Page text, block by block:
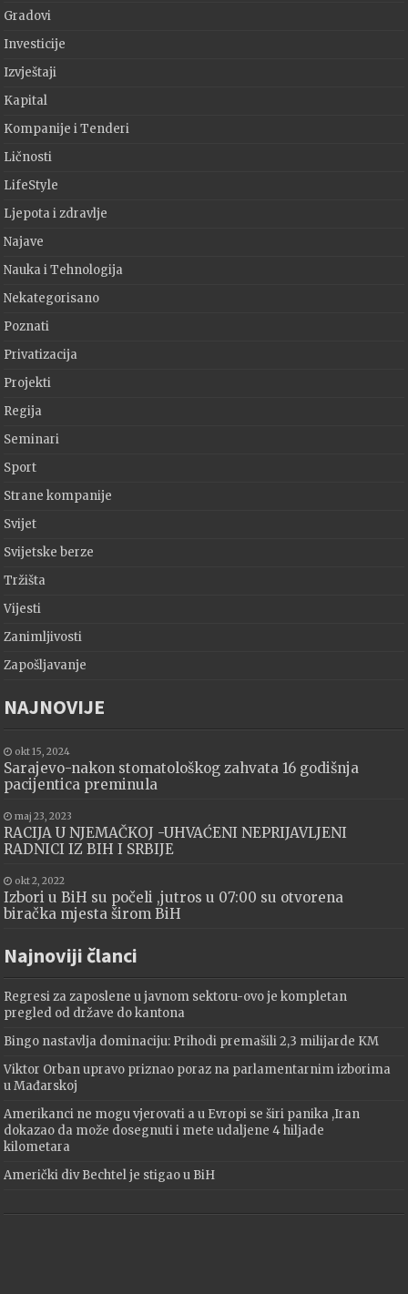
Gradovi
Investicije
Izvještaji
Kapital
Kompanije i Tenderi
Ličnosti
LifeStyle
Ljepota i zdravlje
Najave
Nauka i Tehnologija
Nekategorisano
Poznati
Privatizacija
Projekti
Regija
Seminari
Sport
Strane kompanije
Svijet
Svijetske berze
Tržišta
Vijesti
Zanimljivosti
Zapošljavanje
NAJNOVIJE
okt 15, 2024
Sarajevo-nakon stomatološkog zahvata 16 godišnja
pacijentica preminula
maj 23, 2023
RACIJA U NJEMAČKOJ -UHVAĆENI NEPRIJAVLJENI
RADNICI IZ BIH I SRBIJE
okt 2, 2022
Izbori u BiH su počeli ,jutros u 07:00 su otvorena
biračka mjesta širom BiH
Najnoviji članci
Regresi za zaposlene u javnom sektoru-ovo je kompletan
pregled od države do kantona
Bingo nastavlja dominaciju: Prihodi premašili 2,3 milijarde KM
Viktor Orban upravo priznao poraz na parlamentarnim izborima
u Mađarskoj
Amerikanci ne mogu vjerovati a u Evropi se širi panika ,Iran
dokazao da može dosegnuti i mete udaljene 4 hiljade
kilometara
Američki div Bechtel je stigao u BiH